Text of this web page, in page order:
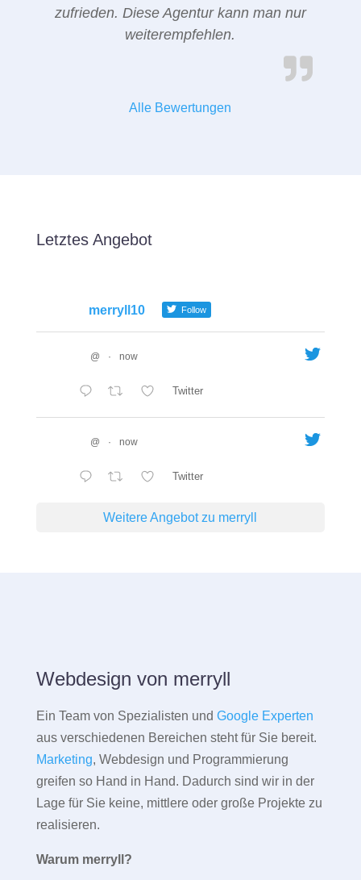
zufrieden. Diese Agentur kann man nur
weiterempfehlen.
Alle Bewertungen
Letztes Angebot
merryll10 Follow
@ · now
Twitter
@ · now
Twitter
Weitere Angebot zu merryll
Webdesign von merryll
Ein Team von Spezialisten und Google Experten
aus verschiedenen Bereichen steht für Sie bereit.
Marketing, Webdesign und Programmierung
greifen so Hand in Hand. Dadurch sind wir in der
Lage für Sie keine, mittlere oder große Projekte zu
realisieren.
Warum merryll?